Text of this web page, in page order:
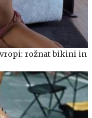
rožnat bikini in